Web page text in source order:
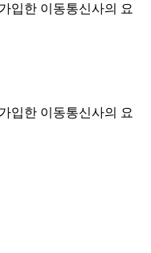
입한 이동통신사의 요
입한 이동통신사의 요